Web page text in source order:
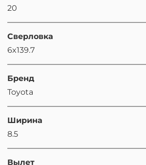
20
Сверловка
6x139.7
Бренд
Toyota
Ширина
8.5
Вылет